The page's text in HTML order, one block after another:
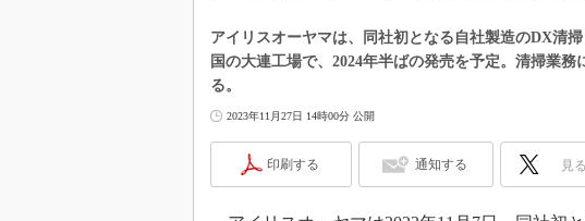
アイリスオーヤマは、同社初となる自社製造のDX清
国の大連工場で、2024年半ばの発売を予定。清掃業
る。
2023年11月27日 14時00分 公開
印刷する 通知する 見る